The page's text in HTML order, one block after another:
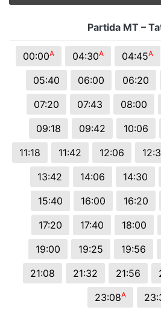
Partida MT –
00:00A 04:30A 04:45A
05:40
06:00 06:20
07:20
07:43 08:00
09:18
09:42 10:06
11:18
11:42 12:06
13:42
14:06 14:30
15:40
16:00 16:20
17:20
17:40 18:00
19:00
19:25 19:56
21:08
21:32 21:56
23:08A